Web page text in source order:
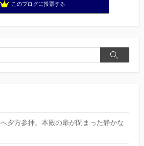
このブログに投票する
検
夕方参拝。本殿の扉が閉まった静かな